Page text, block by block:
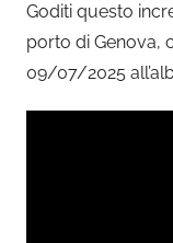
Goditi questo
porto di Genova,
09/07/2025